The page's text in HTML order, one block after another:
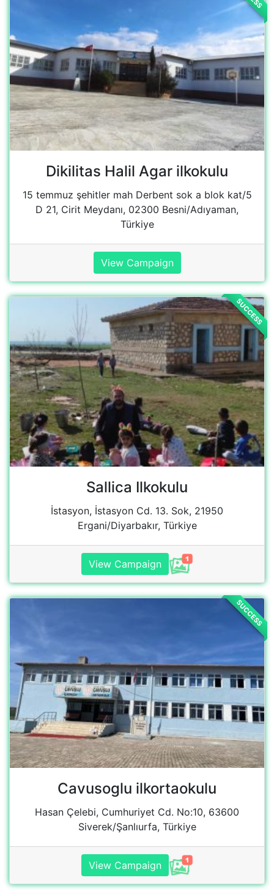
15 temmuz şehitler mah Derbent sok a blok kat/5
D 21, Cirit Meydanı, 02300 Besni/Adıyaman,
Türkiye
View Campaign
SUCCESS
Sallica Ilkokulu
İstasyon, İstasyon Cd. 13. Sok, 21950
Ergani/Diyarbakır, Türkiye
View Campaign
SUCCESS
Cavusoglu ilkortaokulu
View Campaign
SUCCESS